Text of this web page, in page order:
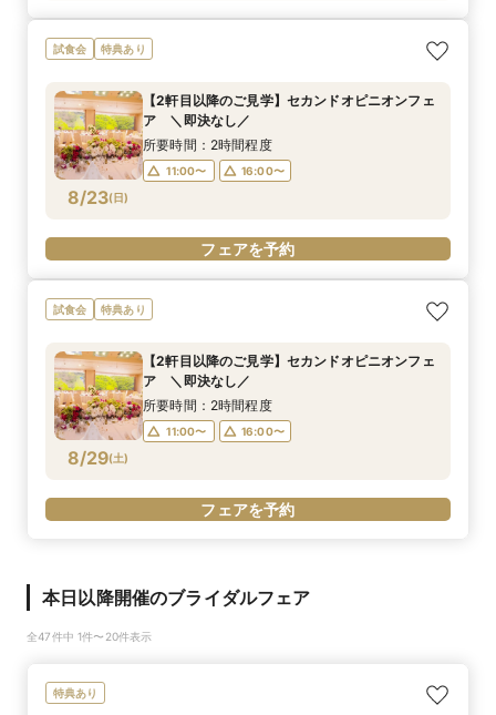
試食会 特典あり
8/23(日)
【2軒目以降のご見学】セカンドオピニオンフェ
ア ＼即決なし／
所要時間：2時間程度
11:00〜 16:00〜
フェアを予約
試食会 特典あり
8/29(土)
【2軒目以降のご見学】セカンドオピニオンフェ
ア ＼即決なし／
所要時間：2時間程度
11:00〜 16:00〜
フェアを予約
本日以降開催のブライダルフェア
全47件中 1件〜20件表示
特典あり